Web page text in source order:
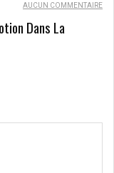
AUCUN COMMENTAIRE
Dans La